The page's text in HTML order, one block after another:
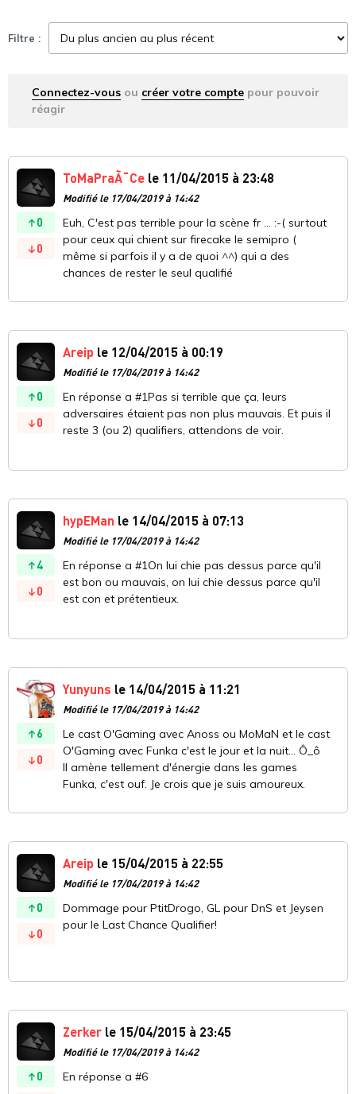
Filtre :
Connectez-vous ou créer votre compte pour pouvoir
réagir
0
0
ToMaPraÃ¯Ce le 11/04/2015 à 23:48
Modifié le 17/04/2019 à 14:42
Euh, C'est pas terrible pour la scène fr ... :-( surtout
pour ceux qui chient sur firecake le semipro (
même si parfois il y a de quoi ^^) qui a des
chances de rester le seul qualifié
0
0
Areip le 12/04/2015 à 00:19
Modifié le 17/04/2019 à 14:42
En réponse a #1Pas si terrible que ça, leurs
adversaires étaient pas non plus mauvais. Et puis il
reste 3 (ou 2) qualifiers, attendons de voir.
4
0
hypEMan le 14/04/2015 à 07:13
Modifié le 17/04/2019 à 14:42
En réponse a #1On lui chie pas dessus parce qu'il
est bon ou mauvais, on lui chie dessus parce qu'il
est con et prétentieux.
6
0
Yunyuns le 14/04/2015 à 11:21
Modifié le 17/04/2019 à 14:42
Le cast O'Gaming avec Anoss ou MoMaN et le cast
O'Gaming avec Funka c'est le jour et la nuit... Ô_ô
Il amène tellement d'énergie dans les games
Funka, c'est ouf. Je crois que je suis amoureux.
0
0
Areip le 15/04/2015 à 22:55
Modifié le 17/04/2019 à 14:42
Dommage pour PtitDrogo, GL pour DnS et Jeysen
pour le Last Chance Qualifier!
0
Zerker le 15/04/2015 à 23:45
Modifié le 17/04/2019 à 14:42
En réponse a #6